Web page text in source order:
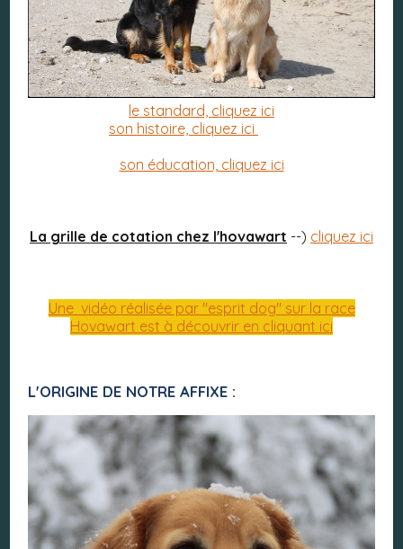
le standard, cliquez ici
son histoire, cliquez ici
son éducation, cliquez ici
La grille de cotation chez l'hovawart --) cliquez ici
Une vidéo réalisée par "esprit dog" sur la race
Hovawart est à découvrir en cliquant ici
L'ORIGINE DE NOTRE AFFIXE :